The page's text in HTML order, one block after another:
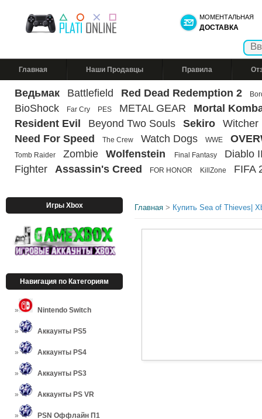
МОМЕНТАЛЬНАЯ
ДОСТАВКА
Главная Наши Продавцы Правила
Ведьмак Battlefield Red Dead Redemption 2
BioShock Far Cry PES METAL GEAR
Mortal
Resident Evil
Beyond Two Souls Sekiro
Witcher
Need For Speed
The Crew Watch Dogs WWE
Tomb Raider Zombie Wolfenstein Final Fantasy
Diablo
Fighter
Assassin's Creed FOR HONOR KillZone FIFA
Игры Xbox
Навигация по Категориям
Nintendo Switch
Аккаунты PS5
Аккаунты PS4
Аккаунты PS3
Аккаунты PS VR
PSN Оффлайн П1
Главная > Купить Sea of Thieves|